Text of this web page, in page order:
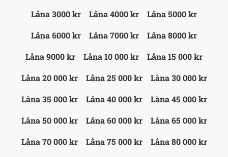
Låna 3000 kr
Låna 4000 kr
Låna 5000 kr
Låna 6000 kr
Låna 7000 kr
Låna 8000 kr
Låna 9000 kr
Låna 10 000 kr
Låna 15 000 kr
Låna 20 000 kr
Låna 25 000 kr
Låna 30 000 kr
Låna 35 000 kr
Låna 40 000 kr
Låna 45 000 kr
Låna 50 000 kr
Låna 60 000 kr
Låna 65 000 kr
Låna 70 000 kr
Låna 75 000 kr
Låna 80 000 kr